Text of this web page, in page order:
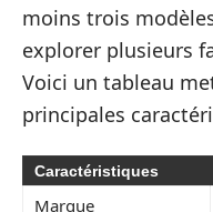
moins trois
explorer plusieurs
Voici un tableau
principales
Caractéristiques
Marque